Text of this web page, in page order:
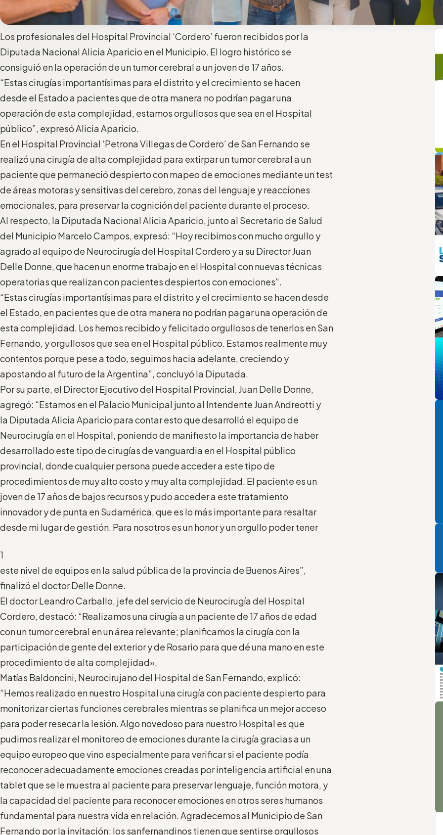
Los profesionales del Hospital Provincial ‘Cordero’ fueron recibidos por la
Diputada Nacional Alicia Aparicio en el Municipio. El logro histórico se
consiguió en la operación de un tumor cerebral a un joven de 17 años.
“Estas cirugías importantísimas para el distrito y el crecimiento se hacen
desde el Estado a pacientes que de otra manera no podrían pagar una
operación de esta complejidad, estamos orgullosos que sea en el Hospital
público”, expresó Alicia Aparicio.
En el Hospital Provincial ‘Petrona Villegas de Cordero’ de San Fernando se
realizó una cirugía de alta complejidad para extirpar un tumor cerebral a un
paciente que permaneció despierto con mapeo de emociones mediante un test
de áreas motoras y sensitivas del cerebro, zonas del lenguaje y reacciones
emocionales, para preservar la cognición del paciente durante el proceso.
Al respecto, la Diputada Nacional Alicia Aparicio, junto al Secretario de Salud
del Municipio Marcelo Campos, expresó: “Hoy recibimos con mucho orgullo y
agrado al equipo de Neurocirugía del Hospital Cordero y a su Director Juan
Delle Donne, que hacen un enorme trabajo en el Hospital con nuevas técnicas
operatorias que realizan con pacientes despiertos con emociones”.
“Estas cirugías importantísimas para el distrito y el crecimiento se hacen desde
el Estado, en pacientes que de otra manera no podrían pagar una operación de
esta complejidad. Los hemos recibido y felicitado orgullosos de tenerlos en San
Fernando, y orgullosos que sea en el Hospital público. Estamos realmente muy
contentos porque pese a todo, seguimos hacia adelante, creciendo y
apostando al futuro de la Argentina”, concluyó la Diputada.
Por su parte, el Director Ejecutivo del Hospital Provincial, Juan Delle Donne,
agregó: “Estamos en el Palacio Municipal junto al Intendente Juan Andreotti y
la Diputada Alicia Aparicio para contar esto que desarrolló el equipo de
Neurocirugía en el Hospital, poniendo de manifiesto la importancia de haber
desarrollado este tipo de cirugías de vanguardia en el Hospital público
provincial, donde cualquier persona puede acceder a este tipo de
procedimientos de muy alto costo y muy alta complejidad. El paciente es un
joven de 17 años de bajos recursos y pudo acceder a este tratamiento
innovador y de punta en Sudamérica, que es lo más importante para resaltar
desde mi lugar de gestión. Para nosotros es un honor y un orgullo poder tener
1
este nivel de equipos en la salud pública de la provincia de Buenos Aires”,
finalizó el doctor Delle Donne.
El doctor Leandro Carballo, jefe del servicio de Neurocirugía del Hospital
Cordero, destacó: “Realizamos una cirugía a un paciente de 17 años de edad
con un tumor cerebral en un área relevante; planificamos la cirugía con la
participación de gente del exterior y de Rosario para que dé una mano en este
procedimiento de alta complejidad».
Matías Baldoncini, Neurocirujano del Hospital de San Fernando, explicó:
“Hemos realizado en nuestro Hospital una cirugía con paciente despierto para
monitorizar ciertas funciones cerebrales mientras se planifica un mejor acceso
para poder resecar la lesión. Algo novedoso para nuestro Hospital es que
pudimos realizar el monitoreo de emociones durante la cirugía gracias a un
equipo europeo que vino especialmente para verificar si el paciente podía
reconocer adecuadamente emociones creadas por inteligencia artificial en una
tablet que se le muestra al paciente para preservar lenguaje, función motora, y
la capacidad del paciente para reconocer emociones en otros seres humanos
fundamental para nuestra vida en relación. Agradecemos al Municipio de San
Fernando por la invitación; los sanfernandinos tienen que sentirse orgullosos